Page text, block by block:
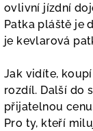
ovlivní jízdní
Patka pláště je
je kevlarová
Jak vidíte,
rozdíl. Další do
přijatelnou
Pro ty, kteří